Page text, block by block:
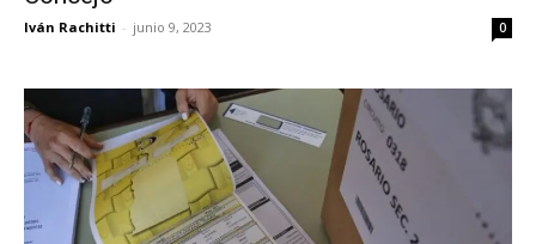
Iván Rachitti - junio 9, 2023 0